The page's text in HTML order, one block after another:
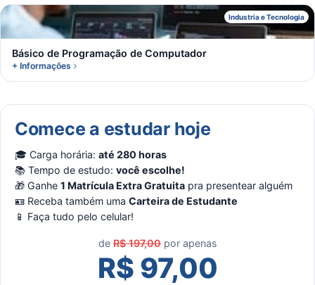
Industria e Tecnologia
B
Básico de Programação de Computador
+ Informações
Comece a estudar hoje
🎓 Carga horária: até 280 horas
📚 Tempo de estudo: você escolhe!
🎁 Ganhe 1 Matrícula Extra Gratuita pra presentear alguém
🪪 Receba também uma Carteira de Estudante
📱 Faça tudo pelo celular!
de R$ 197,00 por apenas
R$ 97,00